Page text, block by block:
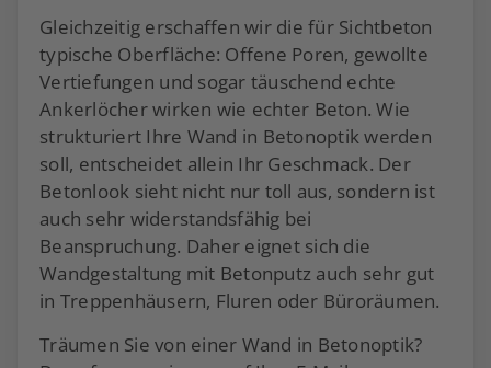
Gleichzeitig erschaffen wir die für Sichtbeton
typische Oberfläche: Offene Poren, gewollte
Vertiefungen und sogar täuschend echte
Ankerlöcher wirken wie echter Beton. Wie
strukturiert Ihre Wand in Betonoptik werden
soll, entscheidet allein Ihr Geschmack. Der
Betonlook sieht nicht nur toll aus, sondern ist
auch sehr widerstandsfähig bei
Beanspruchung. Daher eignet sich die
Wandgestaltung mit Betonputz auch sehr gut
in Treppenhäusern, Fluren oder Büroräumen.
Träumen Sie von einer Wand in Betonoptik?